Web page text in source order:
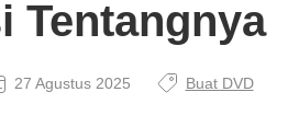
Tentangnya
27 Agustus 2025 Buat DVD